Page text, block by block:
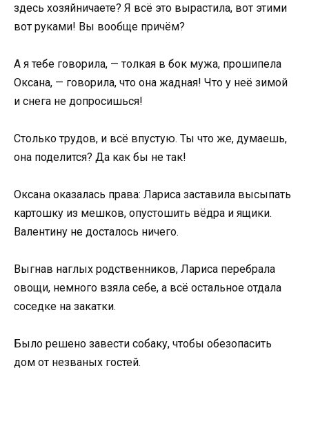
здесь хозяйничаете? Я всё это вырастила, вот этими
вот руками! Вы вообще причём?
А я тебе говорила, — толкая в бок мужа, прошипела
Оксана, — говорила, что она жадная! Что у неё зимой
и снега не допросишься!
Столько трудов, и всё впустую. Ты что же, думаешь,
она поделится? Да как бы не так!
Оксана оказалась права: Лариса заставила высыпать
картошку из мешков, опустошить вёдра и ящики.
Валентину не досталось ничего.
Выгнав наглых родственников, Лариса перебрала
овощи, немного взяла себе, а всё остальное отдала
соседке на закатки.
Было решено завести собаку, чтобы обезопасить
дом от незваных гостей.